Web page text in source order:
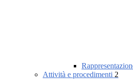
Attività e procedimenti 2